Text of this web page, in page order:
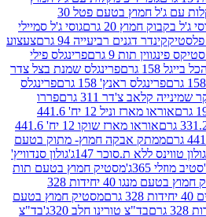
גומי דיפ מקלות עם ג'ל חמוץ בטעם פטל 30
20 גרם
גוסי ג'ל סמיילי
דגנים רביעייה 94 גרם
צעצוע
9 גרם
פרינגלס פילי
פרינגלס שמנת בצל צדר
ראנץ' 158 גרם
פרינגלס
311 גרם
פררו
אוראו מארז וניל 12 יח' 441.6
אוראו מארז שוקו 12 יח' 441.6
אבקה חמוץ- מתוק בטעם
ת.סוכר 147ג'
גולון סנדוויץ'
מסטיק חמוץ בטעם תות
מסטיק חמוץ בטעם מנגו 40 יחידות 328
מסטיק חמוץ בטעם
בד"צ טורינו חלב 320ג'
בד"צ